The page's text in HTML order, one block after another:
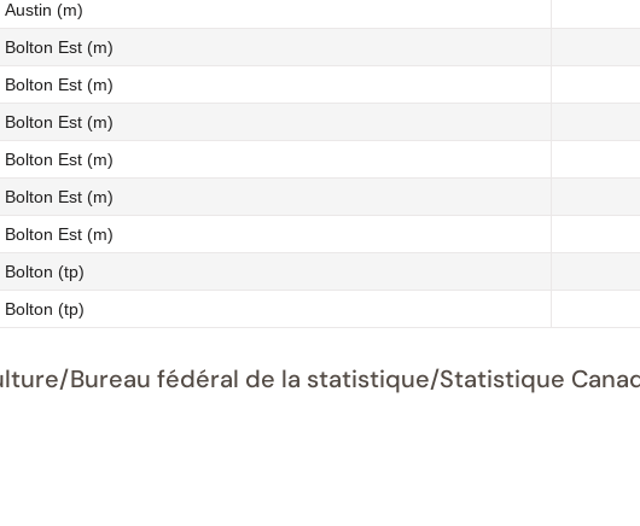
Austin (m)
Bolton Est (m)
Bolton Est (m)
Bolton Est (m)
Bolton Est (m)
Bolton Est (m)
Bolton Est (m)
Bolton (tp)
Bolton (tp)
Bureau fédéral de la statistique/Statistique